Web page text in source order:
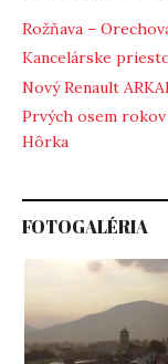
Rožňava –
Kancelárske
Nový Renault
Prvých osem
Hôrka
FOTOGALÉRIA